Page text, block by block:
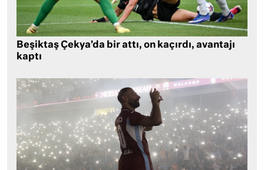
Beşiktaş Çekya’da bir attı, on kaçırdı, avantajı
kaptı